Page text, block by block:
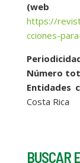
(web
https://
cciones-
Número
Entidades
Costa Rica
BUSCAR